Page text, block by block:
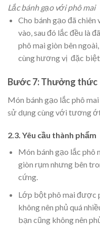
Lắc bánh gạo với phô mai
Cho bánh gạo đã
vào, sau đó lắc đều là
phô mai giòn bên
cùng hương vị đặc biệt
Bước 7: Thưởng thức
Món bánh gạo lắc phô
sử dụng cùng với tương
2.3. Yêu cầu thành phẩm
Món bánh gạo lắc phô
giòn rụm nhưng bên
cứng.
Lớp bột phô mai được
không nên phủ quá
bạn cũng không nên